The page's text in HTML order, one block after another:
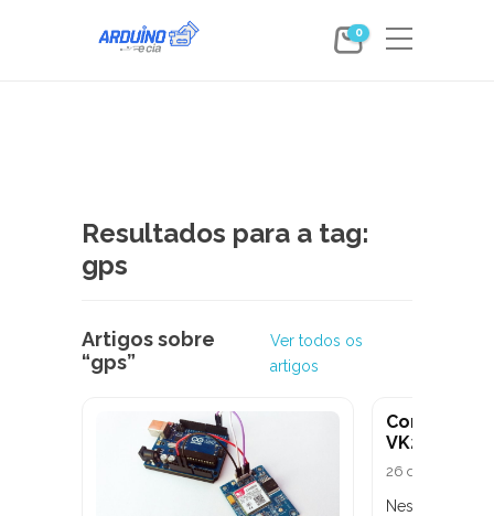
0
Resultados para a tag:
gps
Artigos sobre
“gps”
Ver todos os
artigos
Como usar
26 de agosto
Neste post